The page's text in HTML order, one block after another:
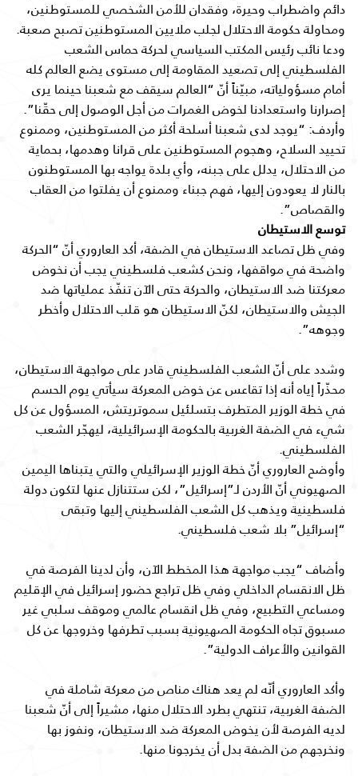
دائم واضطراب وحيرة، وفقدان للأمن الشخصي للمستوطنين،
ومحاولة حكومة الاحتلال لجلب ملايين المستوطنين تصبح صعبة.
ودعا نائب رئيس المكتب السياسي لحركة حماس الشعب
الفلسطيني إلى تصعيد المقاومة إلى مستوى يضع العالم كله
أمام مسؤولياته، مبيّناً أنّ “العالم سيقف مع شعبنا حينما يرى
إصرارنا واستعدادنا لخوض الغمرات من أجل الوصول إلى حقّنا”.
وأردف: “يوجد لدى شعبنا أسلحة أكثر من المستوطنين، وممنوع
تحييد السلاح، وهجوم المستوطنين على قرانا وهدمها، بحماية
من الاحتلال، يدلل على جبنه، وأي بلدة يواجه بها المستوطنون
بالنار لا يعودون إليها، فهم جبناء وممنوع أن يفلتوا من العقاب
والقصاص”.
توسع الاستيطان
وفي ظل تصاعد الاستيطان في الضفة، أكد العاروري أنّ “الحركة
واضحة في مواقفها، ونحن كشعب فلسطيني يجب أن نخوض
معركتنا ضد الاستيطان، والحركة حتى الآن تنفّذ عملياتها ضد
الجيش والاستيطان، لكنّ الاستيطان هو قلب الاحتلال وأخطر
وجوهه”.
وشدد على أنّ الشعب الفلسطيني قادر على مواجهة الاستيطان،
محذّراً إياه أنه إذا تقاعس عن خوض المعركة سيأتي يوم الحسم
في خطة الوزير المتطرف بتسلئيل سموتريتش، المسؤول عن كل
شيء في الضفة الغربية بالحكومة الإسرائيلية، ليهجّر الشعب
الفلسطيني.
وأوضح العاروري أنّ خطة الوزير الإسرائيلي والتي يتبناها اليمين
الصهيوني أنّ الأردن لـ”إسرائيل”، لكن ستتنازل عنها لتكون دولة
فلسطينية ويذهب كل الشعب الفلسطيني إليها وتبقى
“إسرائيل” بلا شعب فلسطيني.
وأضاف “يجب مواجهة هذا المخطط الآن، وأن لدينا الفرصة في
ظل الانقسام الداخلي وفي ظل تراجع حضور إسرائيل في الإقليم
ومساعي التطبيع، وفي ظل انقسام عالمي وموقف سلبي غير
مسبوق تجاه الحكومة الصهيونية بسبب تطرفها وخروجها عن كل
القوانين والأعراف الدولية”.
وأكد العاروري أنّه لم يعد هناك مناص من معركة شاملة في
الضفة الغربية، تنتهي بطرد الاحتلال منها، مشيراً إلى أنّ شعبنا
لديه الفرصة لأن يخوض المعركة ضد الاستيطان، ونفوز بها
ونخرجهم من الضفة بدل أن يخرجونا منها.